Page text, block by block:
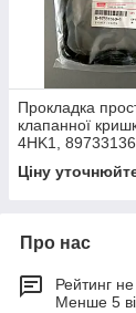
Прокладка
клапанної
4HK1,
Ціну
Про нас
Рейтинг
Менше 5